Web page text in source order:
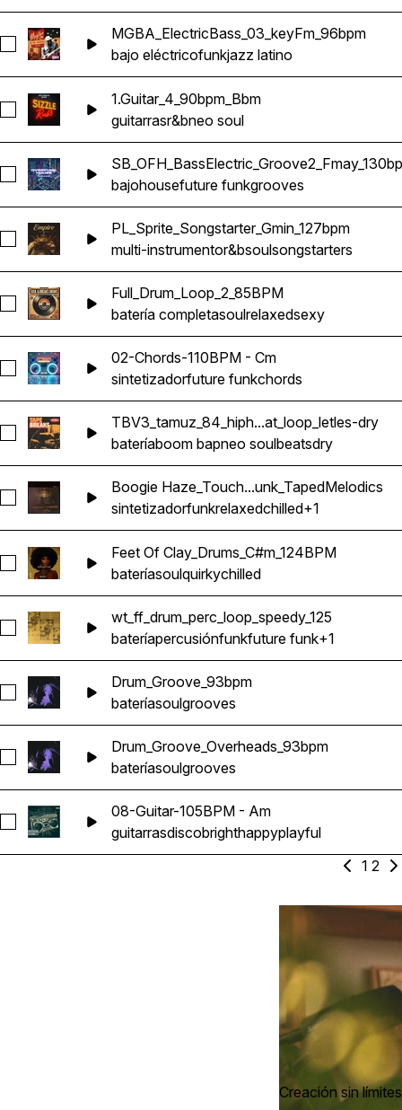
Seleccionar MGBA_ElectricBass_03_keyFm_96bpm
MGBA_ElectricBass_03_keyFm_96bpm
bajo eléctricofunkjazz latino
Seleccionar 1.Guitar_4_90bpm_Bbm
1.Guitar_4_90bpm_Bbm
guitarrasr&bneo soul
Seleccionar SB_OFH_BassElectric_Groove2_Fmay_130bpm
bajohousefuture funkgrooves
Seleccionar PL_Sprite_Songstarter_Gmin_127bpm
PL_Sprite_Songstarter_Gmin_127bpm
multi-instrumentor&bsoulsongstarters
Seleccionar Full_Drum_Loop_2_85BPM
Full_Drum_Loop_2_85BPM
batería completasoulrelaxedsexy
Seleccionar 02-Chords-110BPM - Cm
02-Chords-110BPM - Cm
sintetizadorfuture funkchords
Seleccionar
TBV3_tamuz_84_hiph...at_loop_letles-dry
bateríaboom bapneo soulbeatsdry
Seleccionar Boogie Haze_Touch
Boogie Haze_Touch...unk_TapedMelodics
sintetizadorfunkrelaxedchilled+1
Seleccionar Feet Of Clay_Drums_C#m_124BPM
Feet Of Clay_Drums_C#m_124BPM
bateríasoulquirkychilled
Seleccionar wt_ff_drum_perc_loop_speedy_125
wt_ff_drum_perc_loop_speedy_125
bateríapercusiónfunkfuture funk+1
Seleccionar Drum_Groove_93bpm
Drum_Groove_93bpm
bateríasoulgrooves
Seleccionar Drum_Groove_Overheads_93bpm
Drum_Groove_Overheads_93bpm
bateríasoulgrooves
Seleccionar 08-Guitar-105BPM - Am
08-Guitar-105BPM - Am
guitarrasdiscobrighthappyplayful
1 2
Creación sin